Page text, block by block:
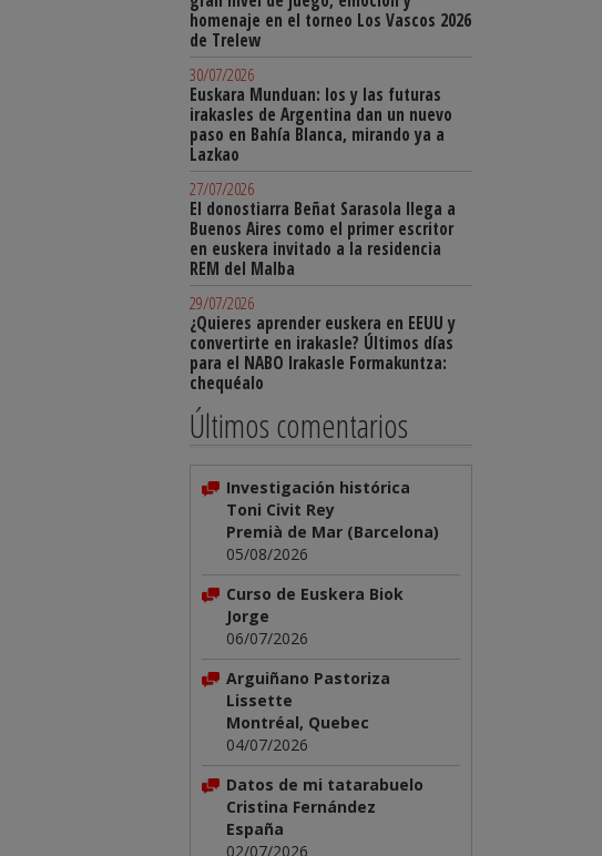
homenaje en el torneo Los Vascos 2026
de Trelew
30/07/2026
Euskara Munduan: los y las futuras
irakasles de Argentina dan un nuevo
paso en Bahía Blanca, mirando ya a
Lazkao
27/07/2026
El donostiarra Beñat Sarasola llega a
Buenos Aires como el primer escritor
en euskera invitado a la residencia
REM del Malba
29/07/2026
¿Quieres aprender euskera en EEUU y
convertirte en irakasle? Últimos días
para el NABO Irakasle Formakuntza:
chequéalo
Últimos comentarios
Investigación histórica
Toni Civit Rey
Premià de Mar (Barcelona)
05/08/2026
Curso de Euskera Biok
Jorge
06/07/2026
Arguiñano Pastoriza
Lissette
Montréal, Quebec
04/07/2026
Datos de mi tatarabuelo
Cristina Fernández
España
02/07/2026